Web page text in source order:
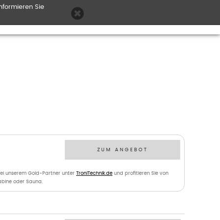
Sie
ZUM ANGEBOT
unserem Gold-Partner unter TroniTechnik.de und profitieren Sie von
oder Sauna.